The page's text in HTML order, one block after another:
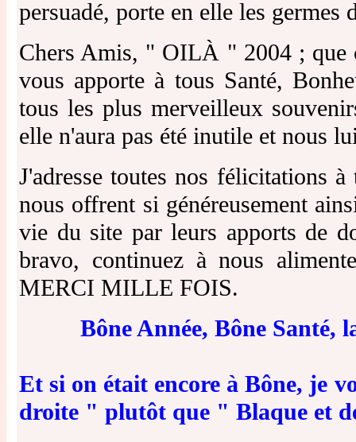
persuadé, porte en elle les germes
Chers Amis, " OILÀ " 2004 ; que
vous apporte à tous Santé,
tous les plus merveilleux
elle n'aura pas été inutile et nous
J'adresse toutes nos félicitations
nous offrent si généreusement
vie du site par leurs apports de
bravo, continuez à nous
MERCI MILLE FOIS.
Bône Année, Bône
Et si on était encore à Bône, je
droite " plutôt que " Blaque et